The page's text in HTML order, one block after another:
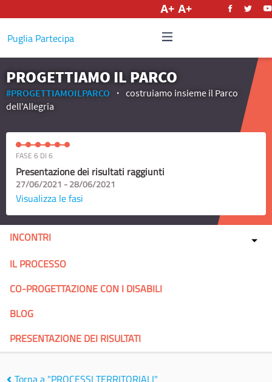
Puglia Partecipa
PROGETTIAMO IL PARCO
#PROGETTIAMOILPARCO
costruiamo insieme il Parco
dell'Allegria
FASE 6 DI 6
Presentazione dei risultati raggiunti
27/06/2021 - 28/06/2021
Visualizza le fasi
INCONTRI
IL PROCESSO
CO-PROGETTAZIONE CON I DISABILI
BLOG
PRESENTAZIONE DEI RISULTATI
Torna a "PROCESSI TERRITORIALI"